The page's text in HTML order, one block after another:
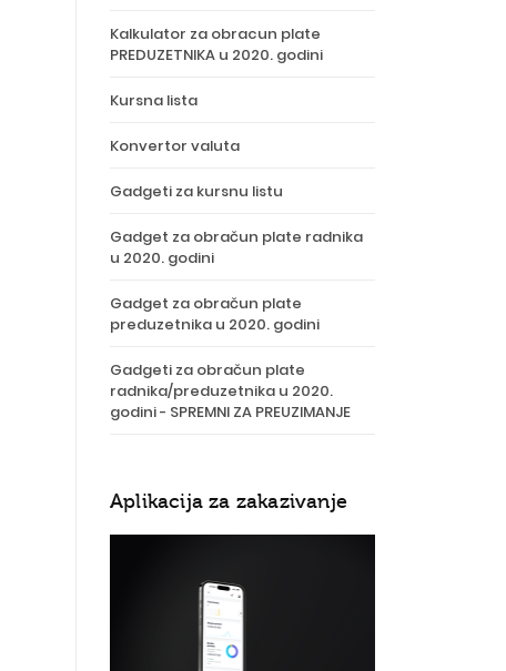
Kalkulator za obracun plate
PREDUZETNIKA u 2020. godini
Kursna lista
Konvertor valuta
Gadgeti za kursnu listu
Gadget za obračun plate radnika
u 2020. godini
Gadget za obračun plate
preduzetnika u 2020. godini
Gadgeti za obračun plate
radnika/preduzetnika u 2020.
godini - SPREMNI ZA PREUZIMANJE
Aplikacija za zakazivanje